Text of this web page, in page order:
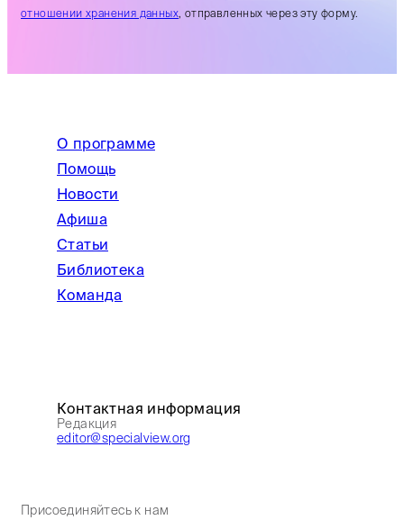
отношении хранения данных, отправленных через эту форму.
О программе
Помощь
Новости
Афиша
Статьи
Библиотека
Команда
Контактная информация
Редакция
editor@specialview.org
Присоединяйтесь к нам